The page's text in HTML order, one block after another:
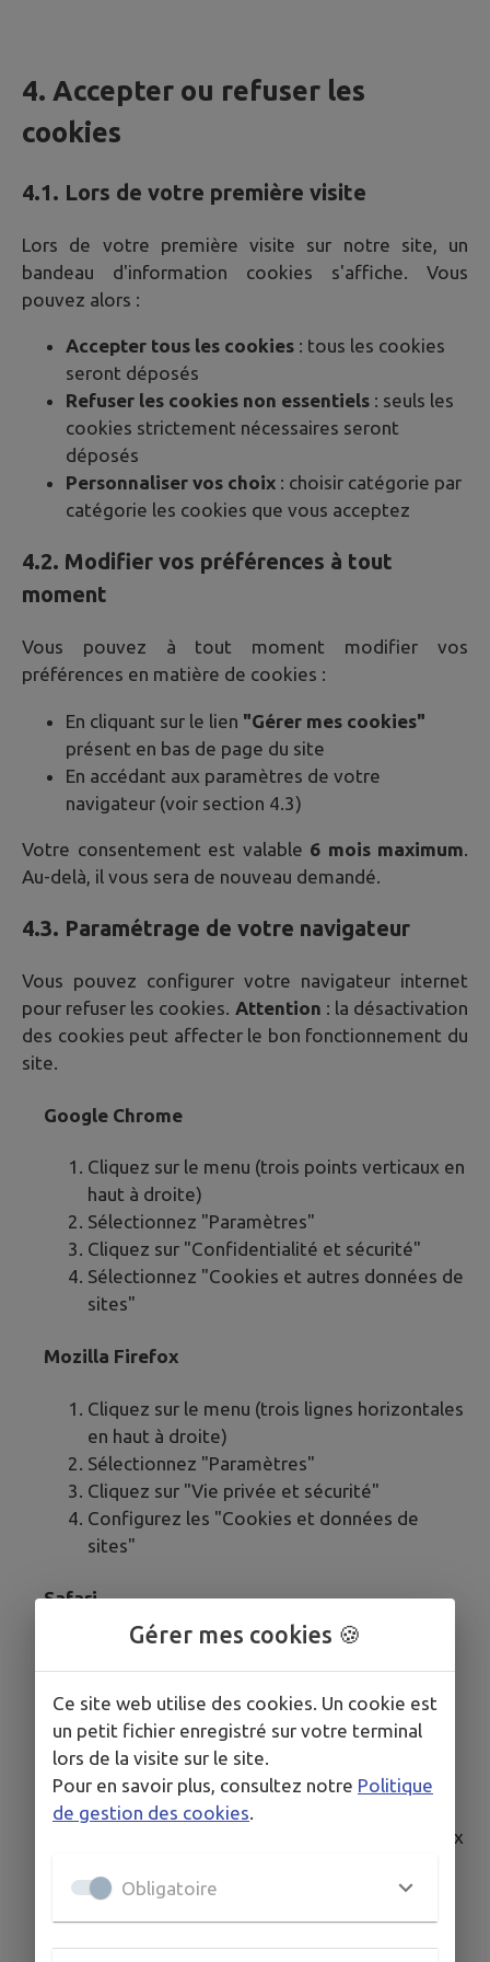
4. Accepter ou refuser les
cookies
4.1. Lors de votre première visite
Lors de votre première visite sur notre site, un
bandeau d'information cookies s'affiche. Vous
pouvez alors :
Accepter tous les cookies : tous les cookies
seront déposés
Refuser les cookies non essentiels : seuls les
cookies strictement nécessaires seront
déposés
Personnaliser vos choix : choisir catégorie par
catégorie les cookies que vous acceptez
4.2. Modifier vos préférences à tout
moment
Vous pouvez à tout moment modifier vos
préférences en matière de cookies :
En cliquant sur le lien "Gérer mes cookies"
présent en bas de page du site
En accédant aux paramètres de votre
navigateur (voir section 4.3)
Votre consentement est valable 6 mois maximum
Au-delà, il vous sera de nouveau demandé.
4.3. Paramétrage de votre navigateur
Vous pouvez configurer votre navigateur internet
pour refuser les cookies. Attention : la désactivation
des cookies peut affecter le bon fonctionnement du
site.
Google Chrome
Cliquez sur le menu (trois points verticaux en
haut à droite)
Sélectionnez "Paramètres"
Cliquez sur "Confidentialité et sécurité"
Sélectionnez "Cookies et autres données de
sites"
Mozilla Firefox
Cliquez sur le menu (trois lignes horizontales
en haut à droite)
Sélectionnez "Paramètres"
Cliquez sur "Vie privée et sécurité"
Configurez les "Cookies et données de
sites"
Safari
Cliquez sur "Safari" dans la barre de menu
Sélectionnez "Préférences"
Cliquez sur l'onglet "Confidentialité"
Gérez les cookies dans cette section
Microsoft Edge
Cliquez sur le menu (trois points horizontaux
Sélectionnez "Paramètres"
Cliquez sur "Cookies et autorisations de
site"
Gérer mes cookies 🍪
Ce site web utilise des cookies. Un cookie est
un petit fichier enregistré sur votre terminal
lors de la visite sur le site.
Pour en savoir plus, consultez notre Politique
de gestion des cookies.
Obligatoire